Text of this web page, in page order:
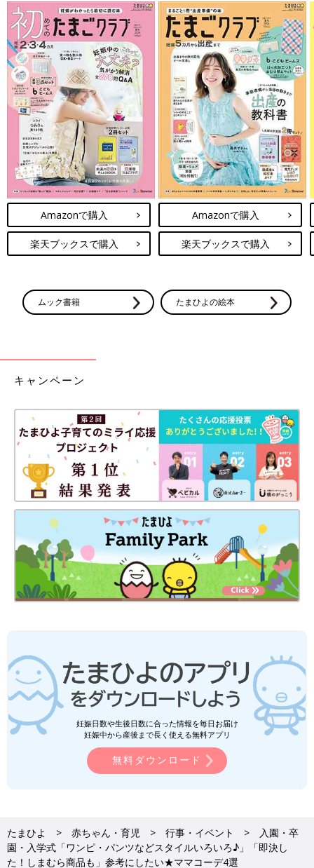
Amazonで購入
楽天ブックスで購入
Amazonで購入
楽天ブックスで購入
ムック書籍 たまひよの絵本
キャンペーン
妊娠日数や生後日数に合った情報を毎日お届け
妊娠中から産後まで長く使える無料アプリ
無料ダウンロード
たまひよ 赤ちゃん・育児 行事・イベント
入園・卒
園・入学式「ワンピ・パンツなどスタイルいろいろ♪」「即決し
た！しまむら商品も」参考にしたい★ママコーデ4選